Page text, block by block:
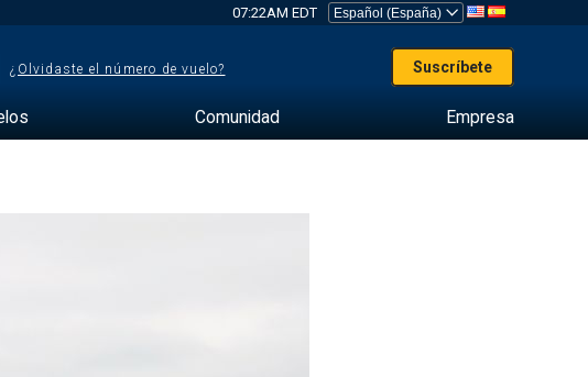
07:22AM EDT
¿Olvidaste el número de vuelo? Suscríbete
Comunidad Empresa